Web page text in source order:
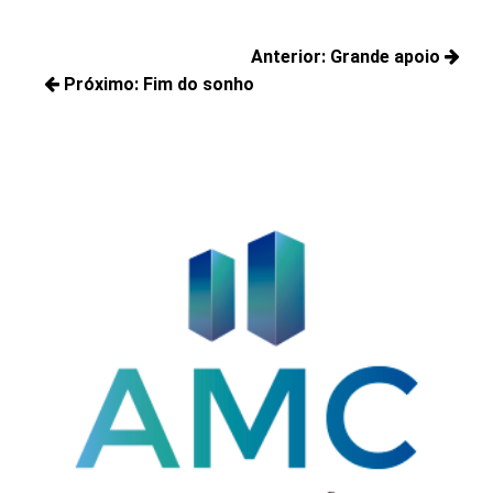
de
Anterior: Grande apoio
Próximo: Fim do sonho